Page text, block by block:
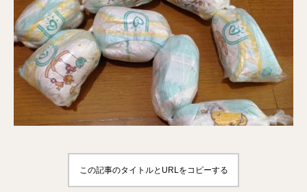
この記事のタイトルとURLをコピーする